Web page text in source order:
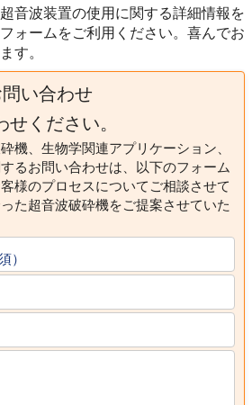
音波装置の使用に関する詳細情報を
ォームをご利用ください。喜んでお
す。
い合わせ
ください。
機、生物学関連アプリケーション、
るお問い合わせは、以下のフォーム
様のプロセスについてご相談させて
た超音波破砕機をご提案させていた
）